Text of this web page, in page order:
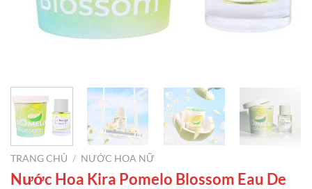
TRANG CHỦ / NƯỚC HOA NỮ
Nước Hoa Kira Pomelo Blossom Eau De